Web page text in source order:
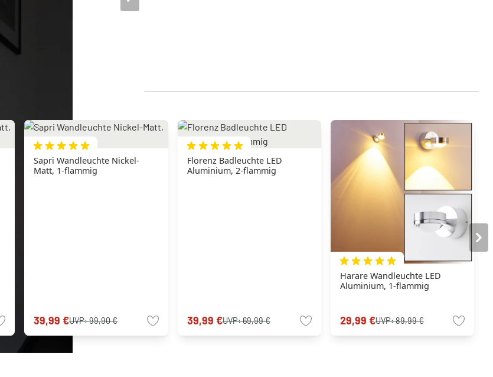
Sapri Wandleuchte Nickel-
Matt, 1-flammig
39,99 €UVP:99,90 €
Florenz Badleuchte LED
Aluminium, 2-flammig
39,99 €UVP:69,99 €
Harare Wandleuchte LED
Aluminium, 1-flammig
29,99 €UVP:89,99 €